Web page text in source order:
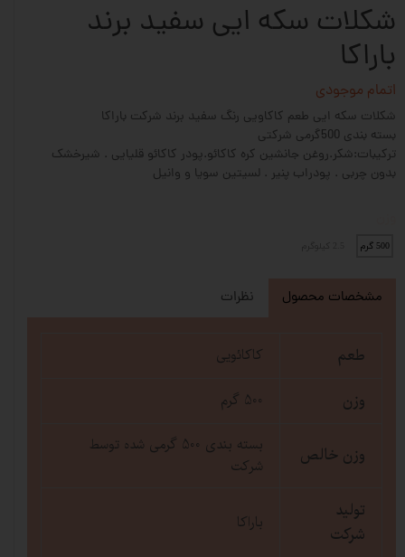
شکلات سکه ایی سفید برند
باراکا
اتمام موجودی
شکلات سکه ایی طعم کاکاویی رنگ سفید برند شرکت باراکا
بسته بندی 500گرمی شرکتی
ترکیبات:شکر.روغن جانشین کره کاکائو.پودر کاکائو قلیایی . شیرخشک
بدون چربی . پودراب پنیر . لسیتین سویا و وانیل
500 گرم
مشخصات محصول نظرات
طعم کاکائویی
وزن 500 گرم
وزن خالص
بسته بندی 500 گرمی شده توسط
شرکت
تولید
شرکت
باراکا